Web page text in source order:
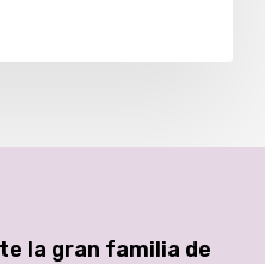
la gran familia de